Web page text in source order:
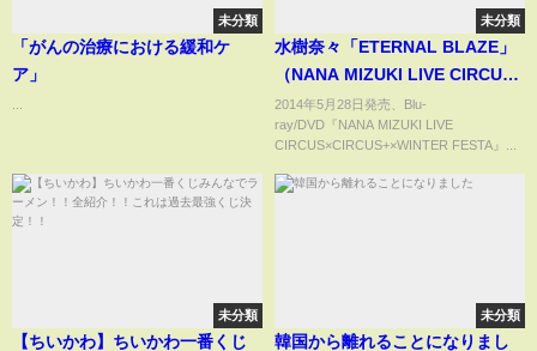
未分類
「がんの治療における緩和ケ
ア」
未分類
水樹奈々「ETERNAL BLAZE」
（NANA MIZUKI LIVE CIRCUS
2013 in 西武ドーム）
2014年5月28日発売、Blu-
ray/DVD『NANA MIZUKI LIVE
CIRCUS×CIRCUS+×WINTER FESTA』...
未分類
【ちいかわ】ちいかわ一番くじ
未分類
韓国から離れることになりまし